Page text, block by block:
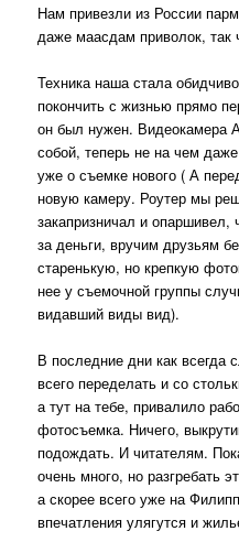
Нам привезли из России
даже маасдам приволок, так
Техника наша стала
покончить с жизнью прямо
он был нужен. Видеокамера
собой, теперь не на чем
уже о съемке нового ( А
новую камеру. Роутер мы
закапризничал и
за деньги, вручим друзьям
старенькую, но крепкую
нее у съемочной группы
видавший виды вид).
В последние дни как всегда
всего переделать и со
а тут на тебе, привалило
фотосъемка. Ничего,
подождать. И читателям.
очень много, но разгребать
а скорее всего уже на
впечатления улягутся и